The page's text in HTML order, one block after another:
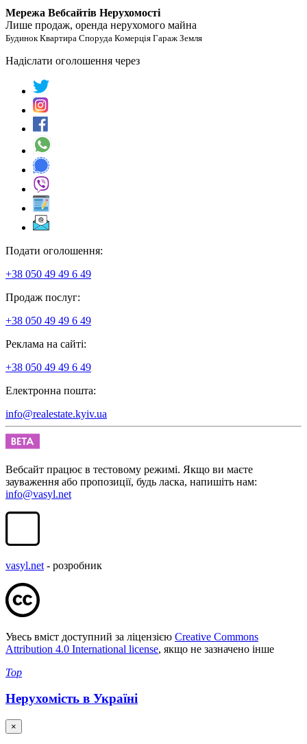
Мережа Вебсайтів Нерухомості
Лише продаж, оренда нерухомого майна
Будинок Квартира Споруда Комерція Гараж Земля
Надіслати оголошення через
Подати оголошення:
+38 050 49 49 6 49
Продаж послуг:
+38 050 49 49 6 49
Реклама на сайті:
+38 050 49 49 6 49
Електронна пошта:
info@realestate.kyiv.ua
Вебсайт працює в тестовому режимі. Якщо ви маєте
зауваження або пропозиції, будь ласка, напишіть нам:
info@vasyl.net
vasyl.net - розробник
Увесь вміст доступний за ліцензією Creative Commons
Attribution 4.0 International license, якщо не зазначено інше
Top
Нерухомість в Україні
×